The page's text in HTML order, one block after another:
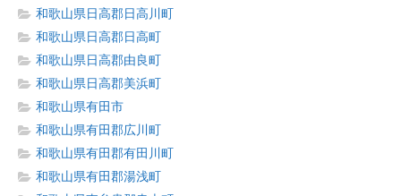
和歌山県日高郡日高川町
和歌山県日高郡日高町
和歌山県日高郡由良町
和歌山県日高郡美浜町
和歌山県有田市
和歌山県有田郡広川町
和歌山県有田郡有田川町
和歌山県有田郡湯浅町